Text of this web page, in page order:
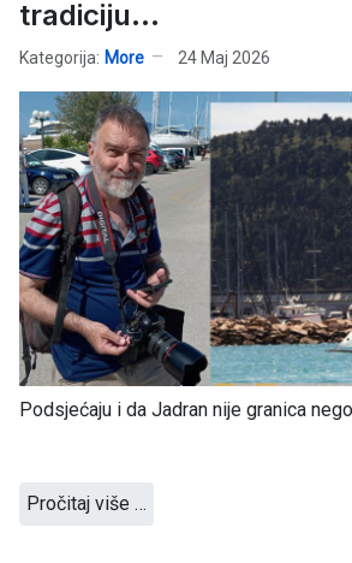
tradiciju...
Kategorija: More 24 Maj 2026
Podsjećaju i da Jadran nije granica
Pročitaj više …